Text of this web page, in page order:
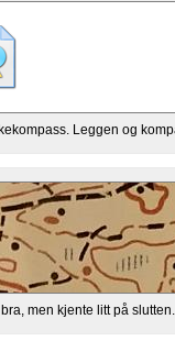
Leggen og
men kjente litt på